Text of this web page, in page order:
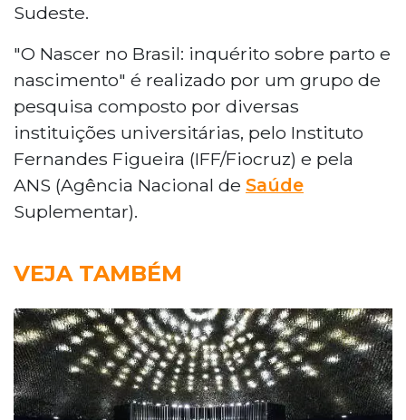
Sudeste.
"O Nascer no Brasil: inquérito sobre parto e
nascimento" é realizado por um grupo de
pesquisa composto por diversas
instituições universitárias, pelo Instituto
Fernandes Figueira (IFF/Fiocruz) e pela
ANS (Agência Nacional de Saúde
Suplementar).
VEJA TAMBÉM